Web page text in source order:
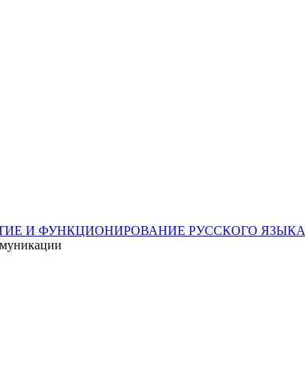
И ФУНКЦИОНИРОВАНИЕ РУССКОГО ЯЗЫКА